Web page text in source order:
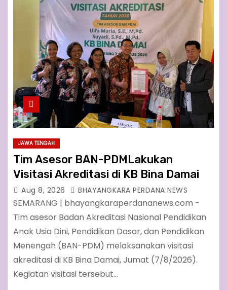
JAWA TENGAH
Tim Asesor BAN-PDMLakukan
Visitasi Akreditasi di KB Bina Damai
Aug 8, 2026 BHAYANGKARA PERDANA NEWS
SEMARANG | bhayangkaraperdananews.com -
Tim asesor Badan Akreditasi Nasional Pendidikan
Anak Usia Dini, Pendidikan Dasar, dan Pendidikan
Menengah (BAN-PDM) melaksanakan visitasi
akreditasi di KB Bina Damai, Jumat (7/8/2026).
Kegiatan visitasi tersebut…